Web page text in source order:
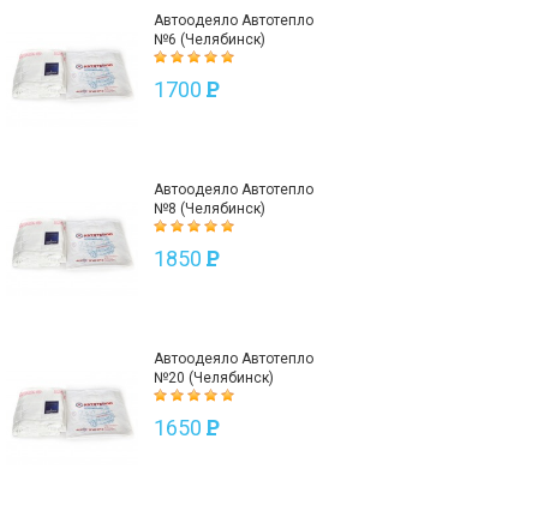
Автоодеяло Автотепло
№6 (Челябинск)
1700 P
Автоодеяло Автотепло
№8 (Челябинск)
1850 P
Автоодеяло Автотепло
№20 (Челябинск)
1650 P